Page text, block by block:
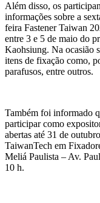
Além disso, os
informações sobre a
feira Fastener Taiwan
entre 3 e 5 de maio do
Kaohsiung. Na ocasião
itens de fixação como,
parafusos, entre outros.
Também foi informado
participar como
abertas até 31 de
TaiwanTech em
Meliá Paulista – Av.
10 h.